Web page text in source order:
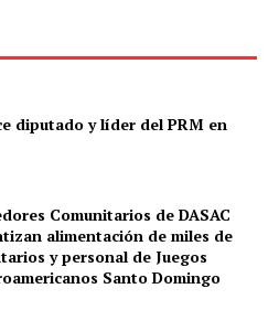
diputado y líder del PRM en
Comunitarios de DASAC
alimentación de miles de
y personal de Juegos
Santo Domingo